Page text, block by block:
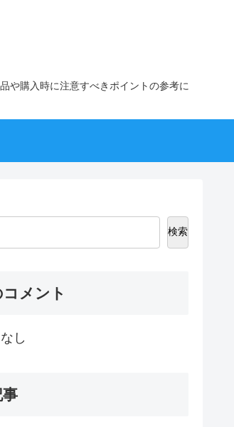
や購入時に注意すべきポイントの参考に
検索
メント
し
事